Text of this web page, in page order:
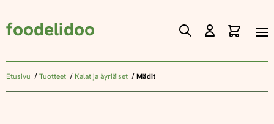
foodelidoo
Skip
Content
Etusivu Tuotteet Kalat ja äyriäiset Mädit